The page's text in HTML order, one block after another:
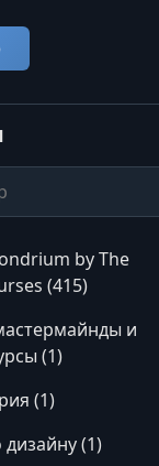
by The
(415)
и
(1)
(1)
(1)